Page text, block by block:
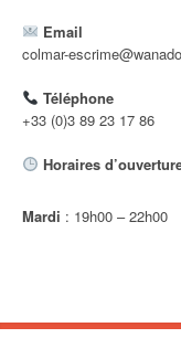
Email
colmar-
Téléphone
+33 (0)3 89 23 17 86
Horaires
Mardi : 19h00 – 22h00